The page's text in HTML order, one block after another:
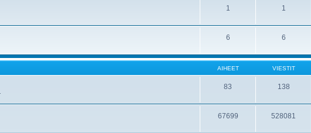
1 1
6 6
AIHEET VIESTIT
83 138
67699 528081